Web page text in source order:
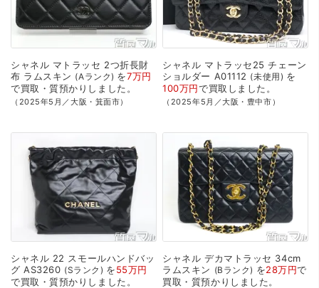
シャネル マトラッセ 2つ折長財
布 ラムスキン Aランク を7万円
で買取・質預かり しました。
（2025年5月／大阪・箕面市）
シャネル マトラッセ25 チェーン
ショルダー A01112 未使用
を
100万円で買取 しました。
（2025年5月／大阪・豊中市）
シャネル 22 スモールハンドバッ
グ AS3260 Sランク を55万円
で買取・質預かり しました。
シャネル デカマトラッセ 34cm
ラムスキン
Bランク を28万円で
買取・質預かり しました。